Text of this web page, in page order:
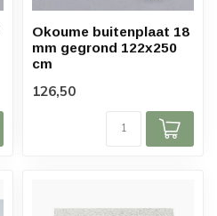
Okoume buitenplaat 18
mm gegrond 122x250
cm
126,50